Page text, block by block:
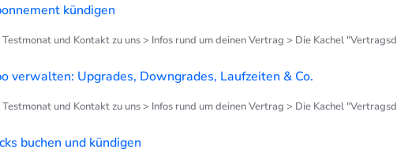
kündigen
und Kontakt zu uns > Infos rund um deinen Vertrag > Die Kachel "Vertragsdaten"
verwalten: Upgrades, Downgrades, Laufzeiten & Co.
und Kontakt zu uns > Infos rund um deinen Vertrag > Die Kachel "Vertragsdaten"
buchen und kündigen